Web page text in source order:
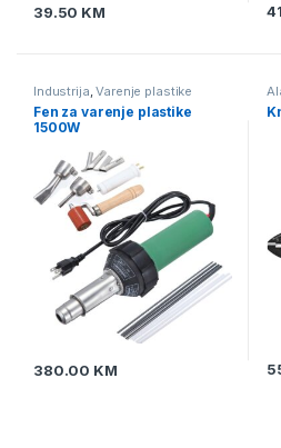
39.50 KM
Industrija,Varenje plastike
Fen za varenje plastike
1500W
380.00 KM